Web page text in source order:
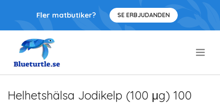
Fler matbutiker? SE ERBJUDANDEN
Helhetshälsa Jodikelp (100 μg) 100